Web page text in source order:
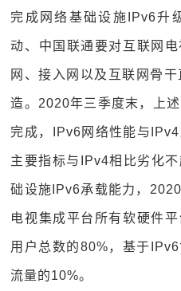
完成网络基础设施IPv6升
动、中国联通要对互联网
网、接入网以及互联网骨
造。2020年三季度末，上
完成，IPv6网络性能与
主要指标与IPv4相比劣化
础设施IPv6承载能力，
电视集成平台所有软硬件
用户总数的80%，基于
流量的10%。